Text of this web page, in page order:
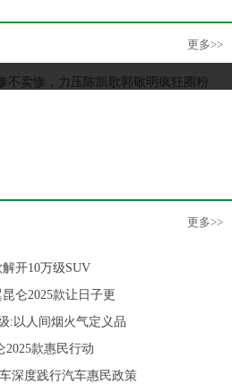
更多>>
更多>>
开10万级SUV
仑2025款让日子更
:以人间烟火气定义品
2025款惠民行动
深度践行汽车惠民政策